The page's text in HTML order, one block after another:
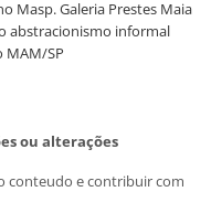
Masp. Galeria Prestes Maia
o abstracionismo informal
MAM/SP
ou alterações
conteudo e contribuir com